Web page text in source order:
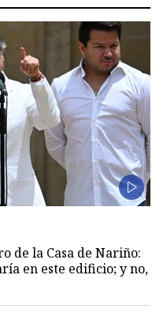
de la Casa de Nariño:
en este edificio; y no,